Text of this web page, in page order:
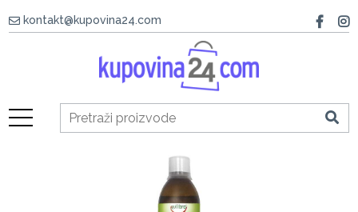
kontakt@kupovina24.com